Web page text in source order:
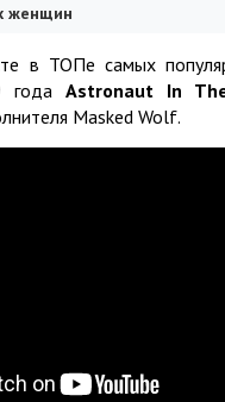
женщин
в ТОПе самых
года Astronaut In
Masked Wolf.